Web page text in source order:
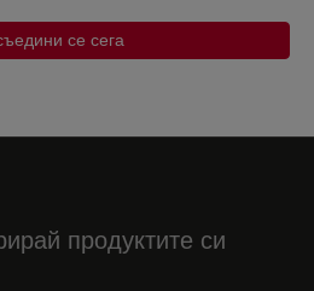
се сега
продуктите си